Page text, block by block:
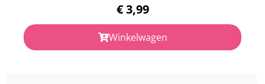
€3,99
Winkelwagen